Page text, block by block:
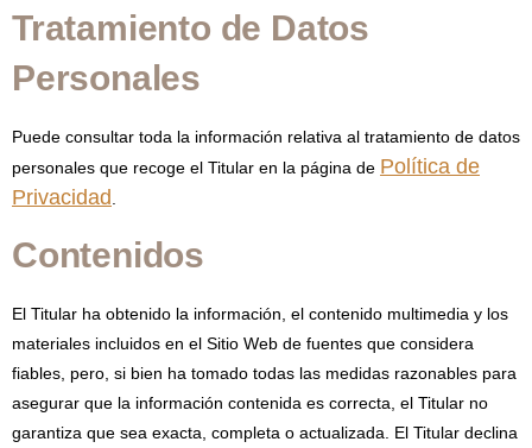
Tratamiento de Datos
Personales
Puede consultar toda la información relativa al tratamiento de datos
personales que recoge el Titular en la página de Política de
Privacidad
Contenidos
El Titular ha obtenido la información, el contenido multimedia y los
materiales incluidos en el Sitio Web de fuentes que considera
fiables, pero, si bien ha tomado todas las medidas razonables para
asegurar que la información contenida es correcta, el Titular no
garantiza que sea exacta, completa o actualizada. El Titular declina